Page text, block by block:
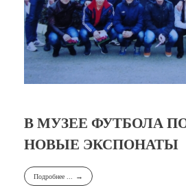
В МУЗЕЕ ФУТБОЛА
НОВЫЕ ЭКСПОНАТЫ
Подробнее ...